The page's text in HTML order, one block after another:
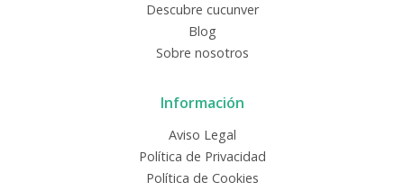
Descubre cucunver
Blog
Sobre nosotros
Información
Aviso Legal
Política de Privacidad
Política de Cookies